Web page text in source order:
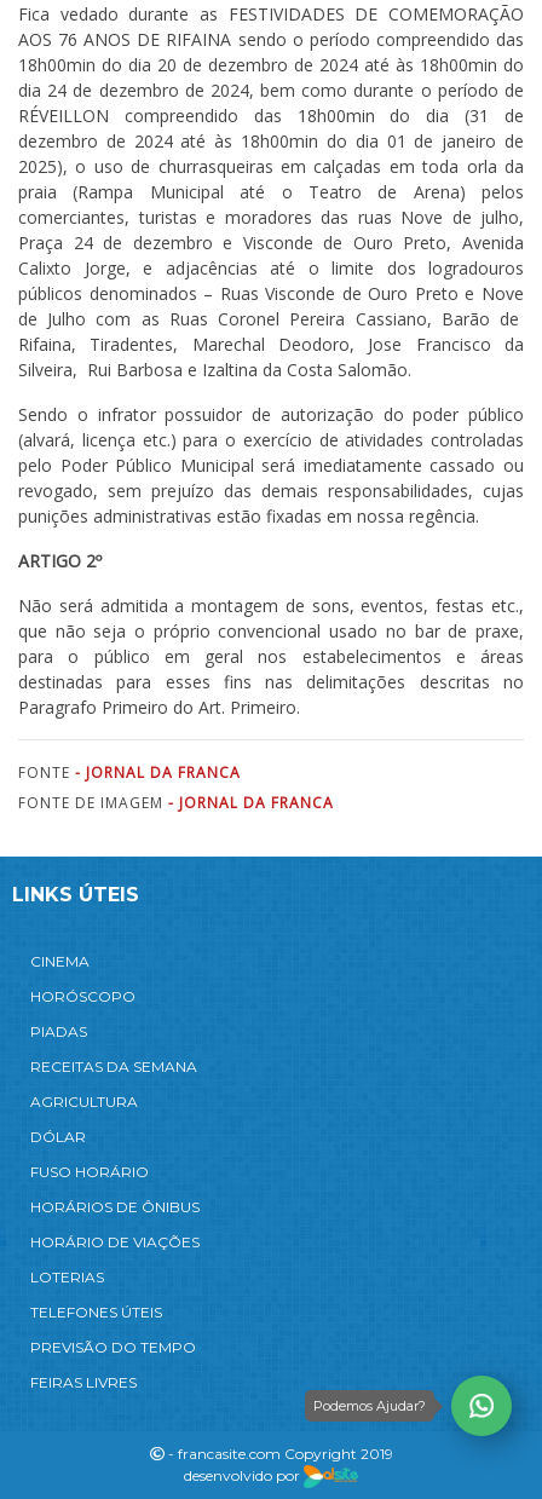
Fica vedado durante as FESTIVIDADES DE COMEMORAÇÃO
AOS 76 ANOS DE RIFAINA sendo o período compreendido das
18h00min do dia 20 de dezembro de 2024 até às 18h00min do
dia 24 de dezembro de 2024, bem como durante o período de
RÉVEILLON compreendido das 18h00min do dia (31 de
dezembro de 2024 até às 18h00min do dia 01 de janeiro de
2025), o uso de churrasqueiras em calçadas em toda orla da
praia (Rampa Municipal até o Teatro de Arena) pelos
comerciantes, turistas e moradores das ruas Nove de julho,
Praça 24 de dezembro e Visconde de Ouro Preto, Avenida
Calixto Jorge, e adjacências até o limite dos logradouros
públicos denominados – Ruas Visconde de Ouro Preto e Nove
de Julho com as Ruas Coronel Pereira Cassiano, Barão de
Rifaina, Tiradentes, Marechal Deodoro, Jose Francisco da
Silveira, Rui Barbosa e Izaltina da Costa Salomão.
Sendo o infrator possuidor de autorização do poder público
(alvará, licença etc.) para o exercício de atividades controladas
pelo Poder Público Municipal será imediatamente cassado ou
revogado, sem prejuízo das demais responsabilidades, cujas
punições administrativas estão fixadas em nossa regência.
ARTIGO 2º
Não será admitida a montagem de sons, eventos, festas etc.,
que não seja o próprio convencional usado no bar de praxe,
para o público em geral nos estabelecimentos e áreas
destinadas para esses fins nas delimitações descritas no
Paragrafo Primeiro do Art. Primeiro.
FONTE - JORNAL DA FRANCA
FONTE DE IMAGEM - JORNAL DA FRANCA
LINKS ÚTEIS
CINEMA
HORÓSCOPO
PIADAS
RECEITAS DA SEMANA
AGRICULTURA
DÓLAR
FUSO HORÁRIO
HORÁRIOS DE ÔNIBUS
HORÁRIO DE VIAÇÕES
LOTERIAS
TELEFONES ÚTEIS
PREVISÃO DO TEMPO
FEIRAS LIVRES
- francasite.com Copyright 2019
desenvolvido por
Podemos Ajudar?